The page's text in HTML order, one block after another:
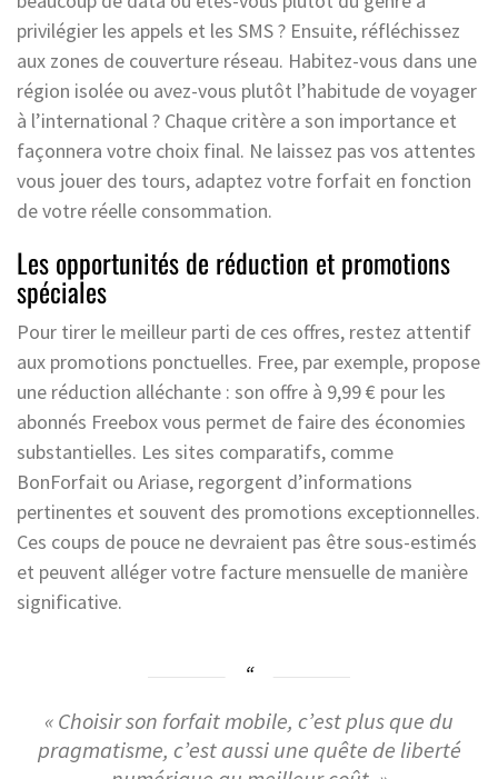
privilégier les appels et les SMS ? Ensuite, réfléchissez
aux zones de couverture réseau. Habitez-vous dans une
région isolée ou avez-vous plutôt l’habitude de voyager
à l’international ? Chaque critère a son importance et
façonnera votre choix final. Ne laissez pas vos attentes
vous jouer des tours, adaptez votre forfait en fonction
de votre réelle consommation.
Les opportunités de réduction et promotions
spéciales
Pour tirer le meilleur parti de ces offres, restez attentif
aux promotions ponctuelles. Free, par exemple, propose
une réduction alléchante : son offre à 9,99 € pour les
abonnés Freebox vous permet de faire des économies
substantielles. Les sites comparatifs, comme
BonForfait ou Ariase, regorgent d’informations
pertinentes et souvent des promotions exceptionnelles.
Ces coups de pouce ne devraient pas être sous-estimés
et peuvent alléger votre facture mensuelle de manière
significative.
« Choisir son forfait mobile, c’est plus que du
pragmatisme, c’est aussi une quête de liberté